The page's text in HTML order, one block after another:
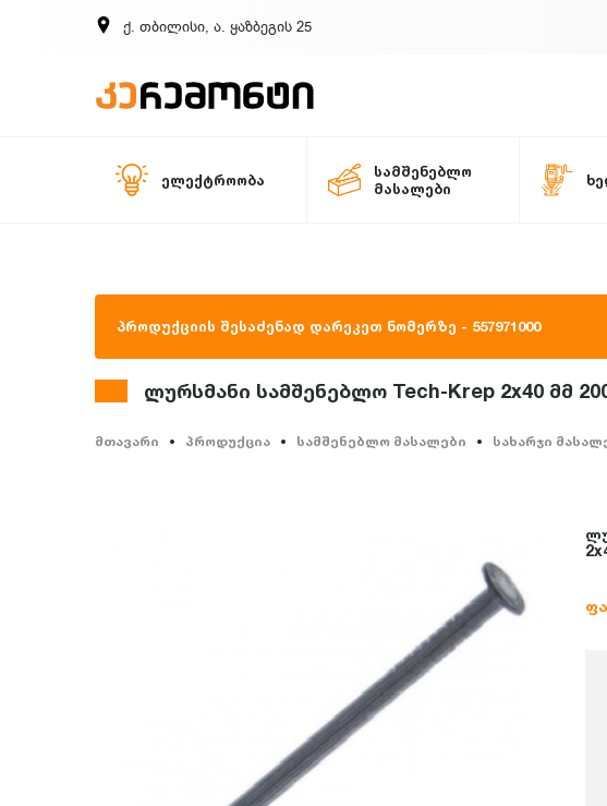
ქ. თბილისი, ა. ყაზბეგის 25
ელექტროობა
სამშენებლო
მასალები
პროდუქციის შესაძენად დარეკეთ ნომერზე - 557971000
ლურსმანი სამშენებლო Tech-Krep 2x40 მმ
მთავარი პროდუქცია სამშენებლო მასალები სახარჯი